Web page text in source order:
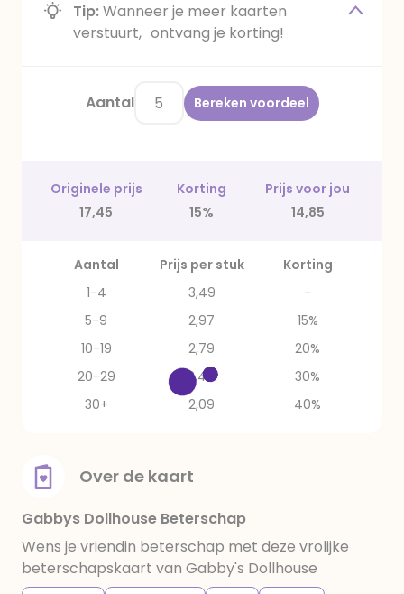
Tip:Wanneer je meer kaarten
verstuurt, ontvang je korting!
Aantal Bereken voordeel
Originele prijs Korting
Prijs voor jou
17,45
15% 14,85
Aantal Prijs per stuk
Korting
1-4
3,49
-
5-9
2,97
15%
10-19
2,79
20%
20-29
2,44
30%
30+
2,09 40%
Over de kaart
Gabbys Dollhouse Beterschap
Wens je vriendin beterschap met deze vrolijke
beterschapskaart van Gabby's Dollhouse